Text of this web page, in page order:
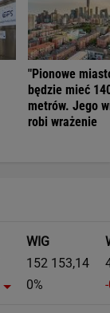
"Pionowe
będzie mieć
metrów. Jego
robi wrażenie
WIG
152 153,14
0%